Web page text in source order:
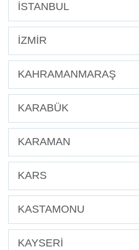
İSTANBUL
İZMİR
KAHRAMANMARAŞ
KARABÜK
KARAMAN
KARS
KASTAMONU
KAYSERİ